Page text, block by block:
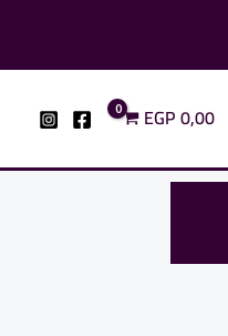
0,00
EGP